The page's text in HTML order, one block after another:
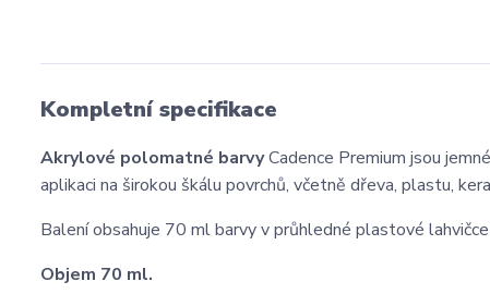
Kompletní specifikace
Akrylové polomatné barvyCadence Premium jsou
aplikaci na širokou škálu povrchů, včetně dřeva, plastu,
Balení obsahuje 70 ml barvy v průhledné plastové
Objem 70 ml.